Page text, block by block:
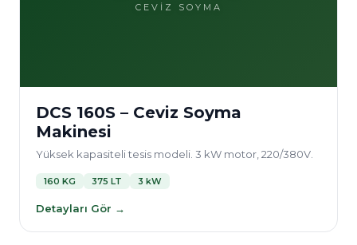
CEVİZ SOYMA
DCS 160S – Ceviz Soyma
Makinesi
Yüksek kapasiteli tesis modeli. 3 kW motor, 220/380V.
160 KG 375 LT 3 kW
Detayları Gör →